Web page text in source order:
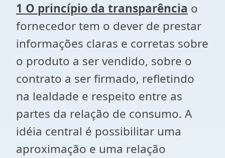
1 O princípio da transparência o
fornecedor tem o dever de prestar
informações claras e corretas sobre
o produto a ser vendido, sobre o
contrato a ser firmado, refletindo
na lealdade e respeito entre as
partes da relação de consumo. A
idéia central é possibilitar uma
aproximação e uma relação